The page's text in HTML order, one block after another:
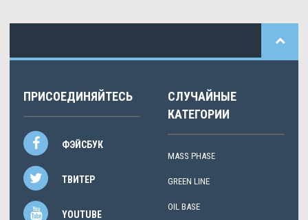
ПРИСОЕДИНЯЙТЕСЬ
ФЭЙСБУК
ТВИТЕР
YOUTUBE
СЛУЧАЙНЫЕ
КАТЕГОРИИ
MASS PHASE
GREEN LINE
OIL BASE